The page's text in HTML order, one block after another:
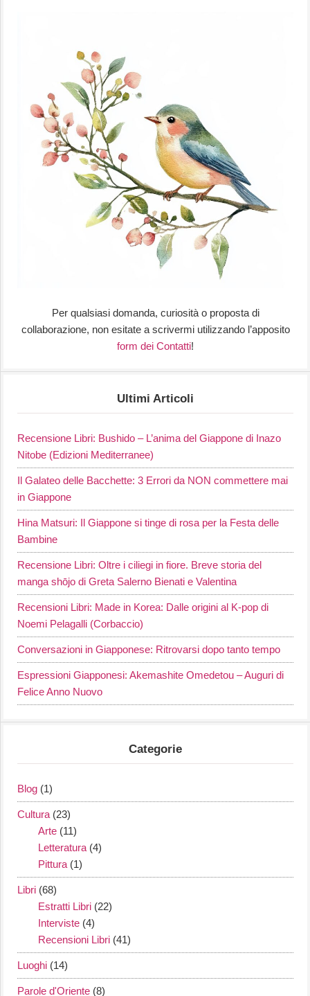
Per qualsiasi domanda, curiosità o proposta di
collaborazione, non esitate a scrivermi utilizzando l’apposito
form dei Contatti!
Ultimi Articoli
Recensione Libri: Bushido – L’anima del Giappone di Inazo
Nitobe (Edizioni Mediterranee)
Il Galateo delle Bacchette: 3 Errori da NON commettere mai
in Giappone
Hina Matsuri: Il Giappone si tinge di rosa per la Festa delle
Bambine
Recensione Libri: Oltre i ciliegi in fiore. Breve storia del
manga shōjo di Greta Salerno Bienati e Valentina
Recensioni Libri: Made in Korea: Dalle origini al K-pop di
Noemi Pelagalli (Corbaccio)
Conversazioni in Giapponese: Ritrovarsi dopo tanto tempo
Espressioni Giapponesi: Akemashite Omedetou – Auguri di
Felice Anno Nuovo
Categorie
Blog (1)
Cultura (23)
Arte (11)
Letteratura (4)
Pittura (1)
Libri (68)
Estratti Libri (22)
Interviste (4)
Recensioni Libri (41)
Luoghi (14)
Parole d'Oriente (8)